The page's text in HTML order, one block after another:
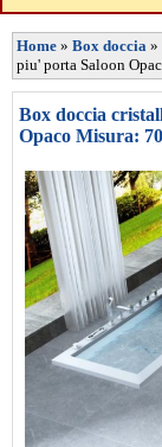
Home » Box doccia »
piu' porta Saloon
Box doccia
Opaco Misura: